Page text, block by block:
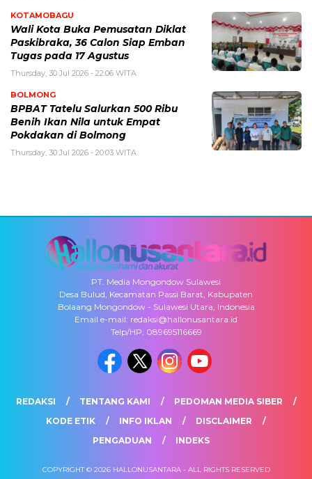
KOTAMOBAGU
Wali Kota Buka Pemusatan Diklat
Paskibraka, 36 Calon Siap Emban
Tugas pada 17 Agustus
Thursday, 30 Jul 2026 - 22:06 WITA
BOLMONG
BPBAT Tatelu Salurkan 500 Ribu
Benih Ikan Nila untuk Empat
Pokdakan di Bolmong
Thursday, 30 Jul 2026 - 20:03 WITA
PT. Media Mongondow Sulawesi
Desa Bulud, Kecamatan Passi Barat, Kabupaten
Bolaang Mongondow - Sulawesi Utara, Indonesia
Email e-mail: redaksi@hallonusantara.id
Telp/HP: 089695116669
REDAKSI TENTANG KAMI
PEDOMAN MEDIA SIBER
KODE ETIK
INFO IKLAN
DISCLAIMER
PENGADUAN
INDEKS
COPYRIGHT © 2026 HALLONUSANTARA - ALL RIGHTS RESERVED